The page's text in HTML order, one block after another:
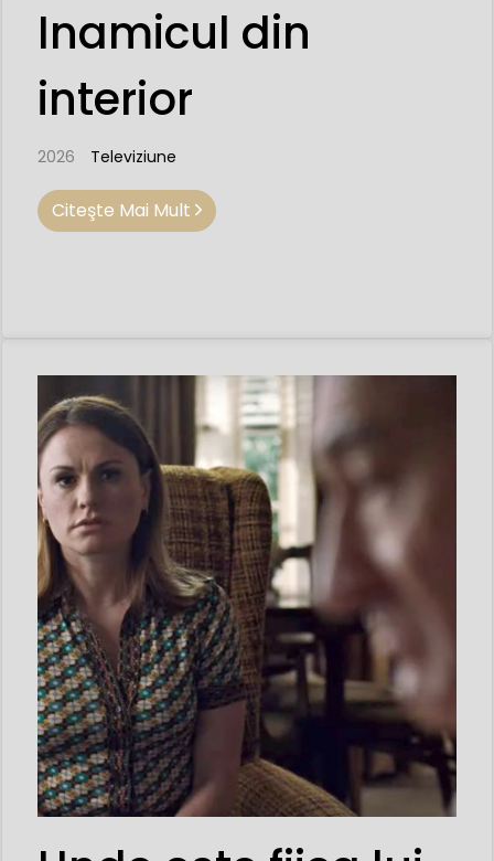
Inamicul din
interior
2026 Televiziune
Citeşte Mai Mult